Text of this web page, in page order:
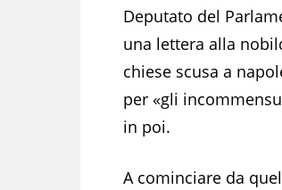
Deputato del
una lettera alla
chiese scusa a
per «gli
in poi.
A cominciare da